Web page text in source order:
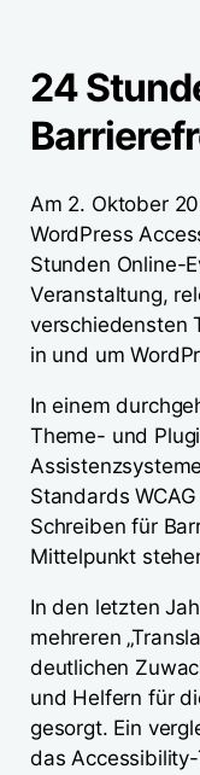
24
Am 2. Oktober
WordPress
Stunden Online-
Veranstaltung,
verschiedensten
in und um
In einem
Theme- und
Standards
Schreiben für
Mittelpunkt
In den letzten
mehreren
deutlichen
und Helfern für
gesorgt. Ein
das